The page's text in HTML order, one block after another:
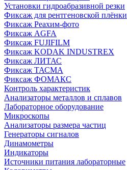
Установки гидроабразивной резки
Фиксаж для рентгеновской плёнки
Фиксаж Реахим-фото
Фиксаж AGFA
Фиксаж FUJIFILM
Фиксаж KODAK INDUSTREX
Фиксаж ЛИТАС
Фиксаж ТАСМА
Фиксаж ФОМАКС
Контроль характеристик
Анализаторы металлов и сплавов
Лабораторное оборудование
Микроскопы
Анализаторы размера частиц
Генераторы сигналов
Динамометры
Индикаторы
Источники питания лабораторные